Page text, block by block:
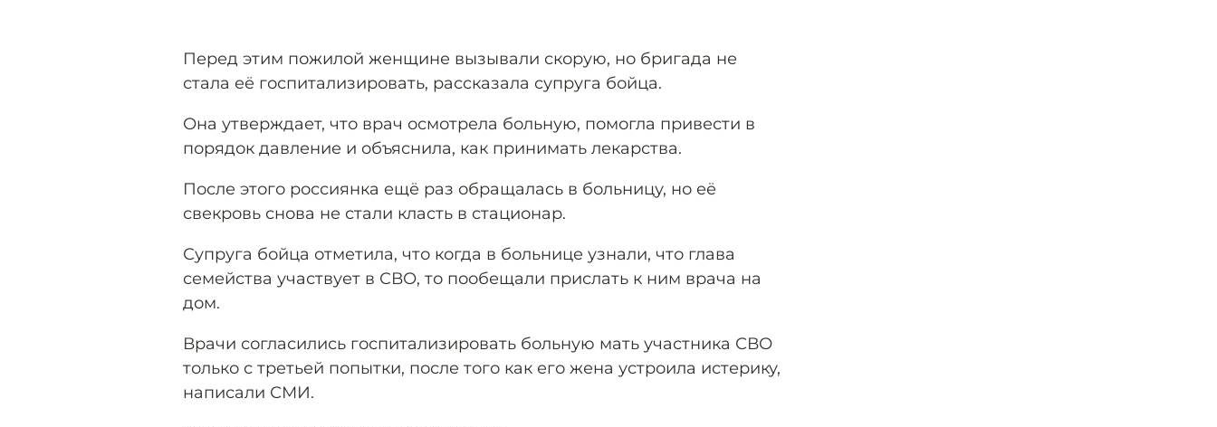
Перед этим пожилой женщине вызывали скорую, но бригада не
стала её госпитализировать, рассказала супруга бойца.
Она утверждает, что врач осмотрела больную, помогла привести в
порядок давление и объяснила, как принимать лекарства.
После этого россиянка ещё раз обращалась в больницу, но её
свекровь снова не стали класть в стационар.
Супруга бойца отметила, что когда в больнице узнали, что глава
семейства участвует в СВО, то пообещали прислать к ним врача на
дом.
Врачи согласились госпитализировать больную мать участника СВО
только с третьей попытки, после того как его жена устроила истерику,
написали СМИ.